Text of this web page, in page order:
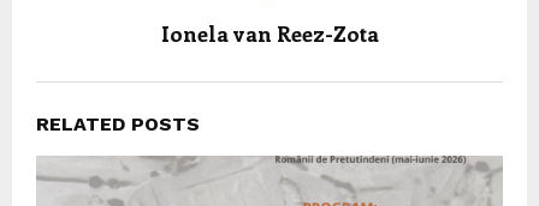
Ionela van Reez-Zota
RELATED POSTS